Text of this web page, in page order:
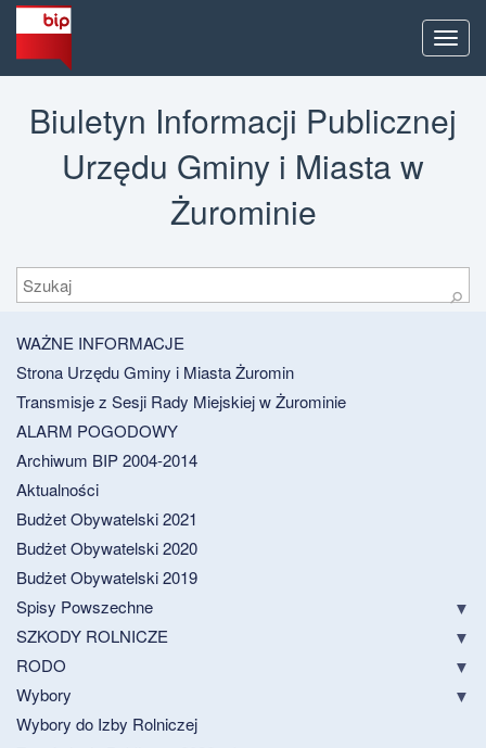
Menu
Biuletyn Informacji Publicznej
Urzędu Gminy i Miasta w
Żurominie
Szukaj
⚲
WAŻNE INFORMACJE
Strona Urzędu Gminy i Miasta Żuromin
Transmisje z Sesji Rady Miejskiej w Żurominie
ALARM POGODOWY
Archiwum BIP 2004-2014
Aktualności
Budżet Obywatelski 2021
Budżet Obywatelski 2020
Budżet Obywatelski 2019
Spisy Powszechne
SZKODY ROLNICZE
RODO
Wybory
Wybory do Izby Rolniczej